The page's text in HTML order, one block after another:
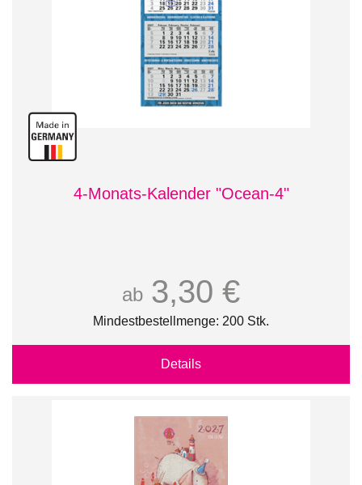
4-Monats-Kalender "Ocean-4"
ab 3,30 €
Mindestbestellmenge: 200 Stk.
Details